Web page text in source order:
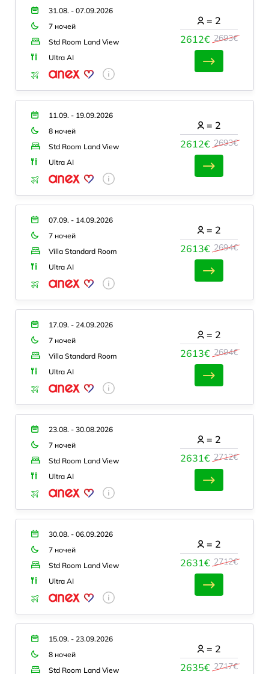
31.08. - 07.09.2026
7 ночей
Std Room Land View
Ultra AI
2612€ 2693€
= 2
11.09. - 19.09.2026
8 ночей
Std Room Land View
Ultra AI
2612€ 2693€
= 2
07.09. - 14.09.2026
7 ночей
Villa Standard Room
Ultra AI
2613€ 2694€
= 2
17.09. - 24.09.2026
7 ночей
Villa Standard Room
Ultra AI
2613€ 2694€
= 2
23.08. - 30.08.2026
7 ночей
Std Room Land View
Ultra AI
2631€ 2712€
= 2
30.08. - 06.09.2026
7 ночей
Std Room Land View
Ultra AI
2631€ 2712€
= 2
15.09. - 23.09.2026
8 ночей
Std Room Land View
2635€ 2717€
= 2